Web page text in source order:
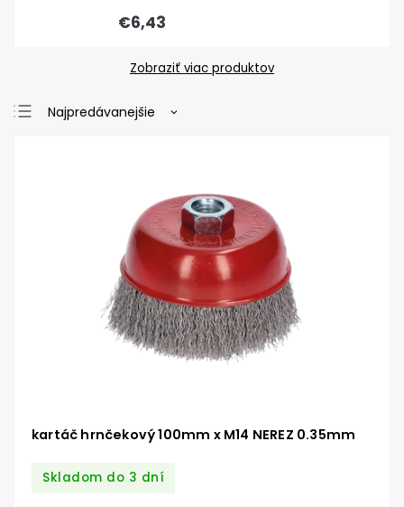
€6,43
Zobraziť viac produktov
Najpredávanejšie
kartáč hrnčekový 100mm x M14 NEREZ 0.35mm
Skladom do 3 dní